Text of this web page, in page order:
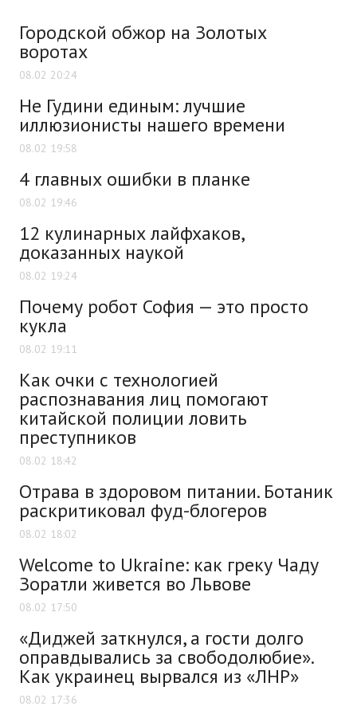
Городской обжор на Золотых
воротах
08.02 20:24
Не Гудини единым: лучшие
иллюзионисты нашего времени
08.02 19:58
4 главных ошибки в планке
08.02 19:46
12 кулинарных лайфхаков,
доказанных наукой
08.02 19:24
Почему робот София — это просто
кукла
08.02 19:11
Как очки с технологией
распознавания лиц помогают
китайской полиции ловить
преступников
08.02 18:42
Отрава в здоровом питании. Ботаник
раскритиковал фуд-блогеров
08.02 18:02
Welcome to Ukraine: как греку Чаду
Зоратли живется во Львове
08.02 17:50
«Диджей заткнулся, а гости долго
оправдывались за свободолюбие».
Как украинец вырвался из «ЛНР»
08.02 17:36